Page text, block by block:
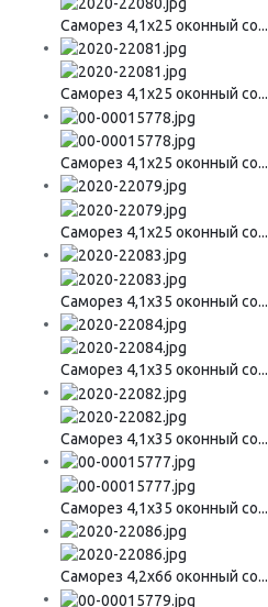
Саморез 4,1х25 оконный со...
Саморез 4,1х25 оконный со...
Саморез 4,1х25 оконный со...
Саморез 4,1х25 оконный со...
Саморез 4,1х35 оконный со...
Саморез 4,1х35 оконный со...
Саморез 4,1х35 оконный со...
Саморез 4,1х35 оконный со...
Саморез 4,2х66 оконный со...